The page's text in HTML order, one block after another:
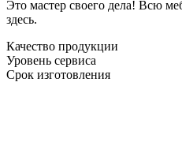
Это мастер своего дела! Всю
здесь.
Качество продукции
Уровень сервиса
Срок изготовления